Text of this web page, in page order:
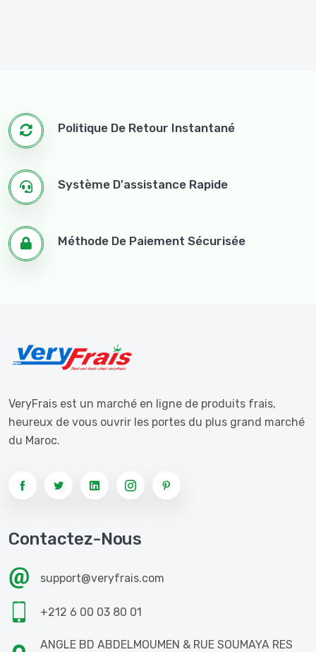
Politique De Retour Instantané
Système D'assistance Rapide
Méthode De Paiement Sécurisée
VeryFrais est un marché en ligne de produits frais,
heureux de vous ouvrir les portes du plus grand marché
du Maroc.
Contactez-Nous
support@veryfrais.com
+212 6 00 03 80 01
ANGLE BD ABDELMOUMEN & RUE SOUMAYA RES